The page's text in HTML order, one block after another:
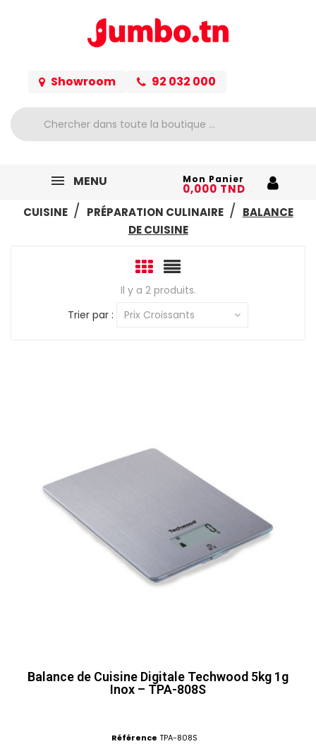
Showroom 92 032 000
MENU Mon Panier
0,000 TND
ELECTROMÉNAGER
PETIT ELECTRO
CUISINE
PRÉPARATION CULINAIRE
BALANCE
DE CUISINE
Il y a 2 produits.
Trier par :
Prix Croissants
Balance de Cuisine Digitale Techwood 5kg 1g
Inox – TPA-808S
Référence TPA-808S